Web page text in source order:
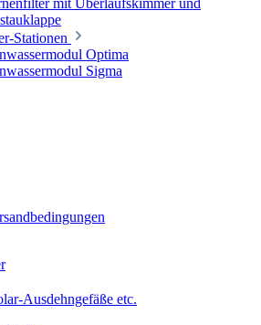
mit Überlaufskimmer und
Stationen
Optima
Sigma
Ausdehngefäße etc.